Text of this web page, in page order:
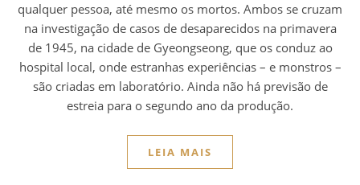
qualquer pessoa, até mesmo os mortos. Ambos se cruzam
na investigação de casos de desaparecidos na primavera
de 1945, na cidade de Gyeongseong, que os conduz ao
hospital local, onde estranhas experiências – e monstros –
são criadas em laboratório. Ainda não há previsão de
estreia para o segundo ano da produção.
LEIA MAIS